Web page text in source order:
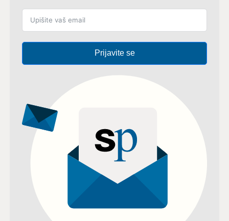
Prijavite se